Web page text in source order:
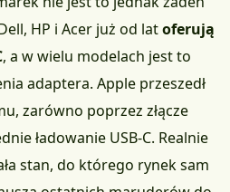
HP i Acer już od latoferują
, a w wielu modelach jest to
adaptera. Apple przeszedł
zarówno poprzez złącze
ładowanie USB-C. Realnie
stan, do którego rynek sam